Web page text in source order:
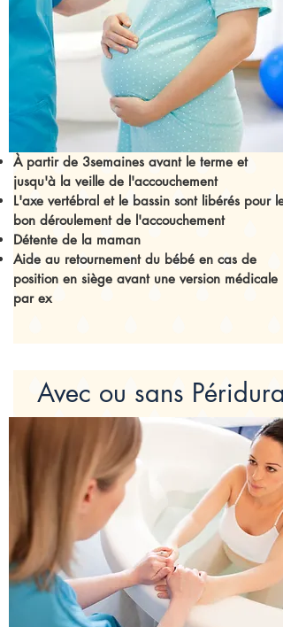
À partir de 3semaines avant le terme et
jusqu'à la veille de l'accouchement
L'axe vertébral et le bassin sont libérés pour le
bon déroulement de l'accouchement
Détente de la maman
Aide au retournement du bébé en cas de
position en siège avant une version médicale
par ex
Avec ou sans